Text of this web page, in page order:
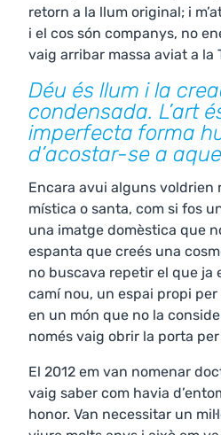
retorn a la llum original; i
i el cos són companys, no
vaig arribar massa aviat a la
Déu és llum i la
condensada. L’art
imperfecta forma
d’acostar-se a
Encara avui alguns voldrien
mística o santa, com si fos
una imatge domèstica que
espanta que creés una
no buscava repetir el que ja
camí nou, un espai propi
en un món que no la
només vaig obrir la porta
El 2012 em van nomenar
vaig saber com havia
honor. Van necessitar un